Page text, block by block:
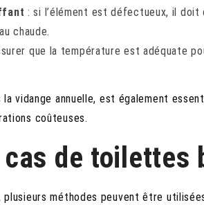
: si l’élément est défectueux, il
chaude.
que la température est adéquate
vidange annuelle, est également
coûteuses.
de toilettes
méthodes peuvent être